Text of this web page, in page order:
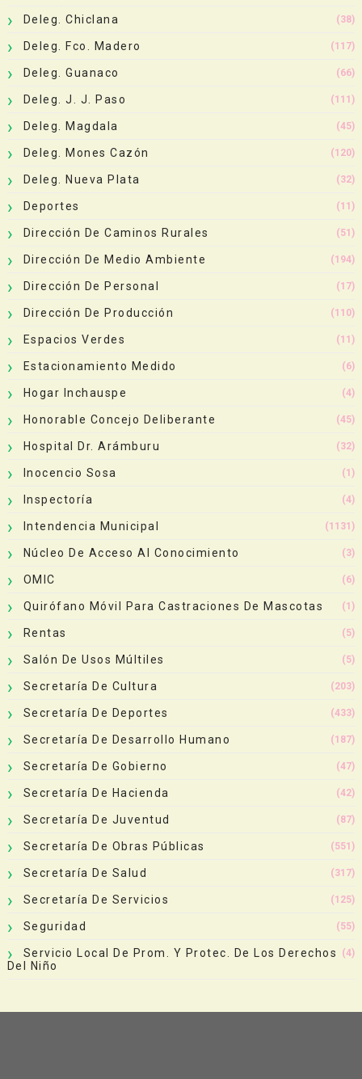
Deleg. Chiclana (38)
Deleg. Fco. Madero (117)
Deleg. Guanaco (66)
Deleg. J. J. Paso (111)
Deleg. Magdala (45)
Deleg. Mones Cazón (120)
Deleg. Nueva Plata (32)
Deportes (11)
Dirección De Caminos Rurales (51)
Dirección De Medio Ambiente (194)
Dirección De Personal (17)
Dirección De Producción (110)
Espacios Verdes (11)
Estacionamiento Medido (6)
Hogar Inchauspe (4)
Honorable Concejo Deliberante (45)
Hospital Dr. Arámburu (32)
Inocencio Sosa (1)
Inspectoría (4)
Intendencia Municipal (1131)
Núcleo De Acceso Al Conocimiento (3)
OMIC (6)
Quirófano Móvil Para Castraciones De Mascotas (1)
Rentas (5)
Salón De Usos Múltiles (5)
Secretaría De Cultura (203)
Secretaría De Deportes (433)
Secretaría De Desarrollo Humano (187)
Secretaría De Gobierno (47)
Secretaría De Hacienda (42)
Secretaría De Juventud (87)
Secretaría De Obras Públicas (551)
Secretaría De Salud (317)
Secretaría De Servicios (125)
Seguridad (55)
Servicio Local De Prom. Y Protec. De Los Derechos
Del Niño
(4)